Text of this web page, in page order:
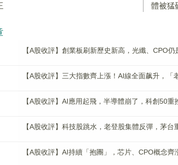
體被猛
【A股收評】創業板刷新歷史新高，光纖、CPO仍
【A股收評】三大指數齊上漲！AI線全面飙升，「
【A股收評】AI應用起飛，半導體崩了，科創50重
【A股收評】科技股跳水，老登股集體反彈，茅台
【A股收評】AI持續「抱團」，芯片、CPO概念齊